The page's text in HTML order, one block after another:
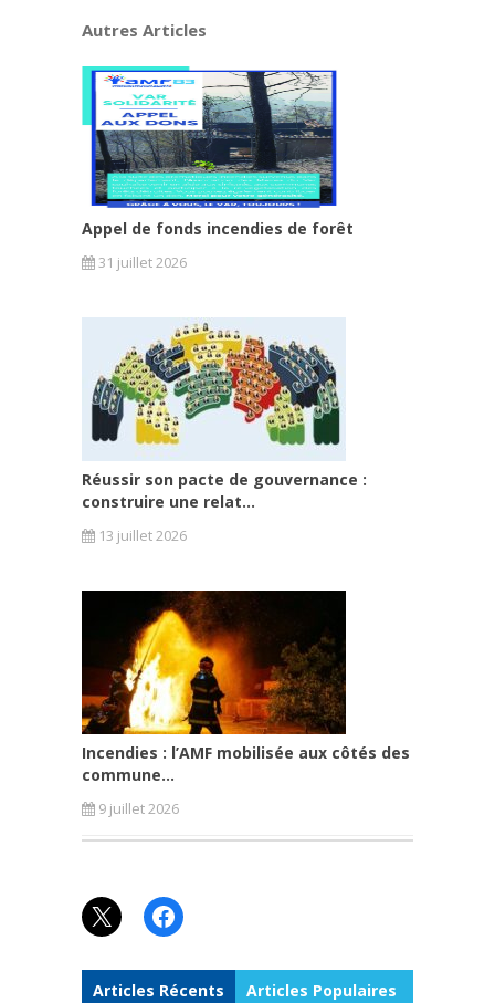
Autres Articles
Appel de fonds incendies de forêt
31 juillet 2026
Réussir son pacte de gouvernance :
construire une relat...
13 juillet 2026
Incendies : l’AMF mobilisée aux côtés des
commune...
9 juillet 2026
X Facebook
Articles Récents Articles Populaires